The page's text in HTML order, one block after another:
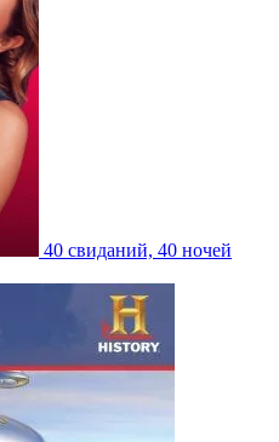
40 свиданий, 40 ночей